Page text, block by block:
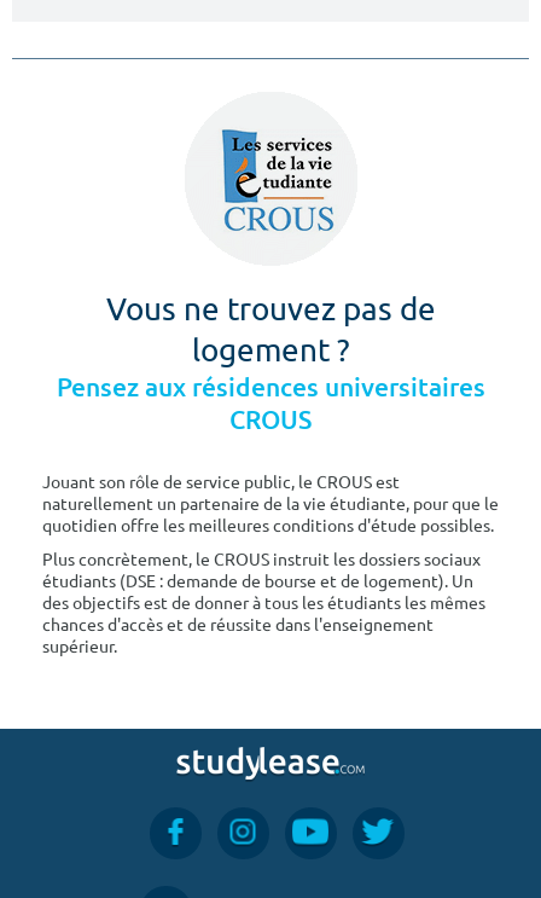
Vous ne trouvez pas de
logement ?
Pensez aux résidences universitaires
CROUS
Jouant son rôle de service public, le CROUS est
naturellement un partenaire de la vie étudiante, pour que le
quotidien offre les meilleures conditions d'étude possibles.
Plus concrètement, le CROUS instruit les dossiers sociaux
étudiants (DSE : demande de bourse et de logement). Un
des objectifs est de donner à tous les étudiants les mêmes
chances d'accès et de réussite dans l'enseignement
supérieur.